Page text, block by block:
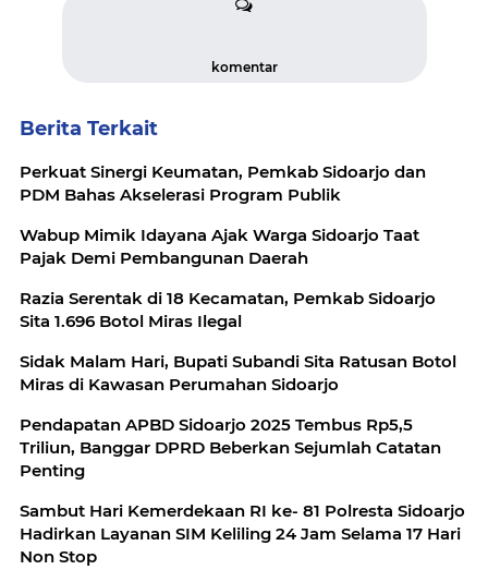
komentar
Berita Terkait
Perkuat Sinergi Keumatan, Pemkab Sidoarjo dan
PDM Bahas Akselerasi Program Publik
Wabup Mimik Idayana Ajak Warga Sidoarjo Taat
Pajak Demi Pembangunan Daerah
Razia Serentak di 18 Kecamatan, Pemkab Sidoarjo
Sita 1.696 Botol Miras Ilegal
Sidak Malam Hari, Bupati Subandi Sita Ratusan Botol
Miras di Kawasan Perumahan Sidoarjo
Pendapatan APBD Sidoarjo 2025 Tembus Rp5,5
Triliun, Banggar DPRD Beberkan Sejumlah Catatan
Penting
Sambut Hari Kemerdekaan RI ke- 81 Polresta Sidoarjo
Hadirkan Layanan SIM Keliling 24 Jam Selama 17 Hari
Non Stop